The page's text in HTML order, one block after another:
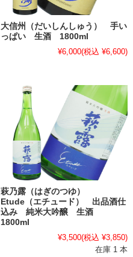
大信州（だいしんしゅう） 手い
っぱい 生酒 1800ml
¥6,000(税込 ¥6,600)
萩乃露（はぎのつゆ）
Etude（エチュード） 出品酒仕
込み 純米大吟醸 生酒
1800ml
¥3,500(税込 ¥3,850)
在庫 1 本